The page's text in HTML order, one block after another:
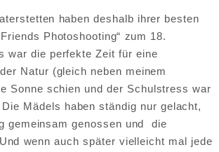
haben deshalb ihrer besten
Photoshooting“ zum 18.
war die perfekte Zeit für eine
Natur (gleich neben meinem
Sonne schien und der Schulstress war
Mädels haben ständig nur gelacht,
gemeinsam genossen und die
wenn auch später vielleicht mal jede